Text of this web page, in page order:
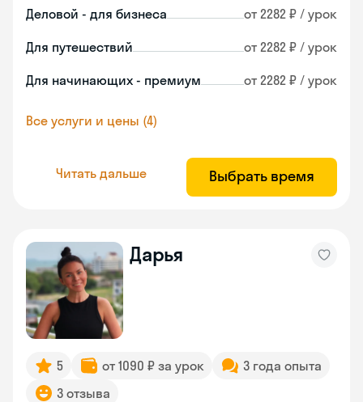
Деловой - для бизнеса от 2282 ₽ / урок
Для путешествий от 2282 ₽ / урок
Для начинающих - премиум от 2282 ₽ / урок
Все услуги и цены (4)
Читать дальше Выбрать время
Дарья
5 от 1090 ₽ за урок
3 года опыта
3 отзыва